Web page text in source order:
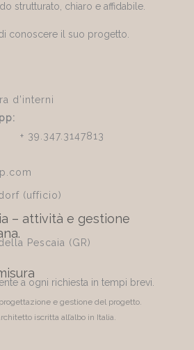
strutturato, chiaro e affidabile.
conoscere il suo progetto.
d’interni
+ 39.347.3147813
(ufficio)
– attività e gestione
Pescaia (GR)
a ogni richiesta in tempi brevi.
e gestione del progetto.
iscritta all’albo in Italia.